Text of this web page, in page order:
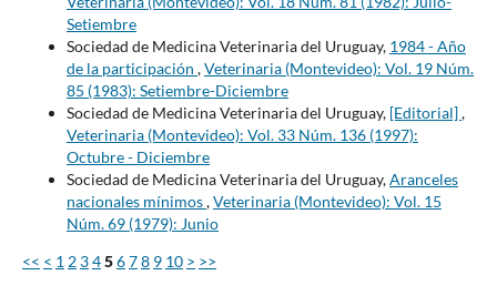
Setiembre
Sociedad de Medicina Veterinaria del Uruguay, 1984 - Año
de la participación ,Veterinaria (Montevideo): Vol. 19 Núm.
85 (1983): Setiembre-Diciembre
Sociedad de Medicina Veterinaria del Uruguay, [Editorial],
Veterinaria (Montevideo): Vol. 33 Núm. 136 (1997):
Octubre - Diciembre
Sociedad de Medicina Veterinaria del Uruguay,Aranceles
nacionales mínimos,Veterinaria (Montevideo): Vol. 15
Núm. 69 (1979): Junio
<< < 1 2 345678 9 10 > >>